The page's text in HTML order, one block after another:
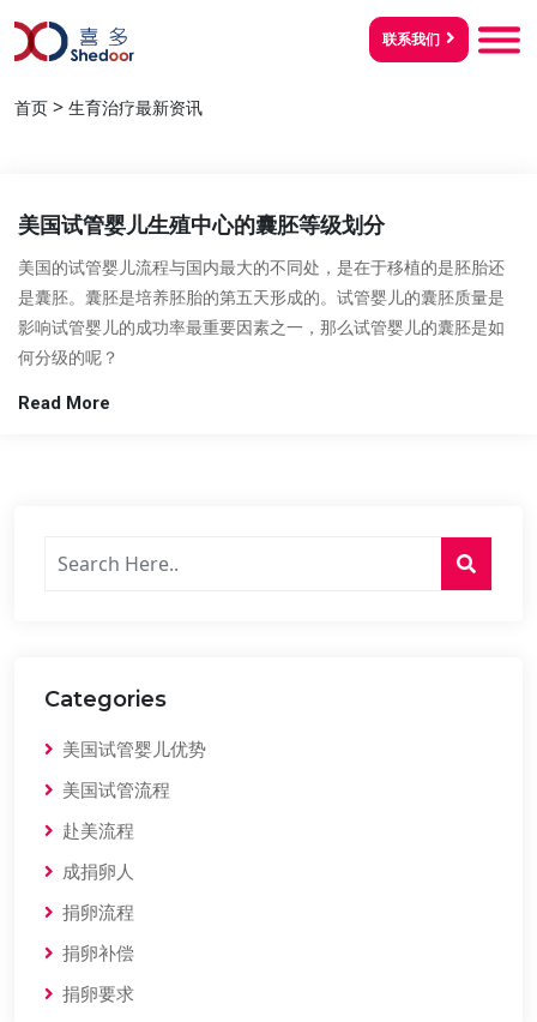
联系我们
首页 > 生育治疗最新资讯
美国试管婴儿生殖中心的囊胚等级划分
美国的试管婴儿流程与国内最大的不同处，是在于移植的是胚胎还
是囊胚。囊胚是培养胚胎的第五天形成的。试管婴儿的囊胚质量是
影响试管婴儿的成功率最重要因素之一，那么试管婴儿的囊胚是如
何分级的呢？
Read More
Categories
美国试管婴儿优势
美国试管流程
赴美流程
成捐卵人
捐卵流程
捐卵补偿
捐卵要求